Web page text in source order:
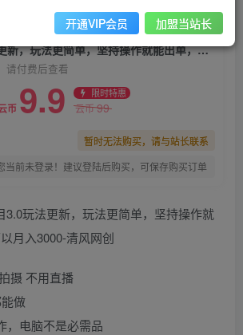
推文项目3.0玩法更新，玩法更简单，坚持操作就能出单，新手也可以月入3000
请付费后查看
币 9.9 限时特惠
云币99
暂时无法购买，请与站长联系
当前未登录！建议登陆后购买，可保存购买订单
摄 不用直播
做
，电脑不是必需品
开通VIP会员 加盟当站长